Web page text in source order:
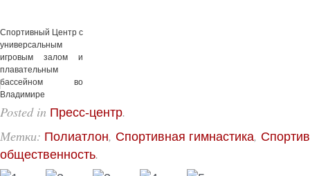
Спортивный Центр с
универсальным
игровым залом и
плавательным
бассейном во
Владимире
приобретает зри...
Posted in Пресс-центр.
Метки: Полиатлон, Спортивная гимнастика,
общественность.